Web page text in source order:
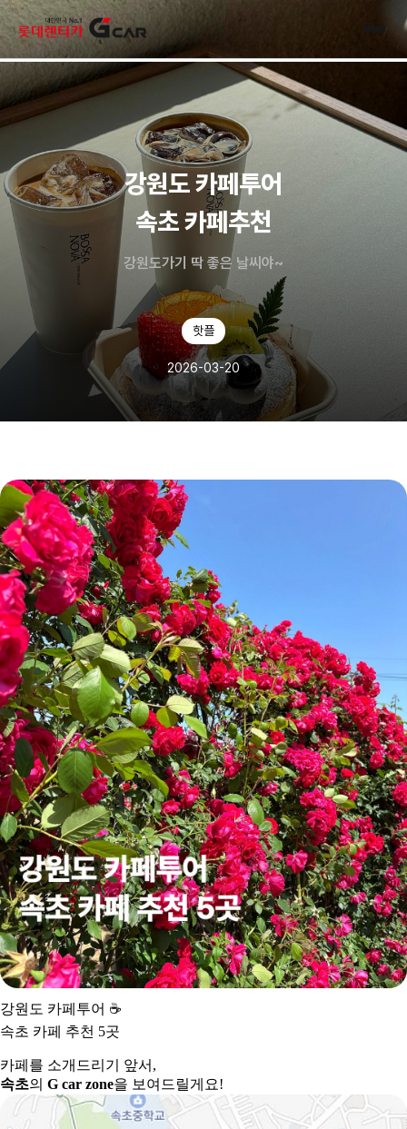
skip navigation
전체
강원도 카페투어
속초 카페추천
강원도가기 딱 좋은 날씨야~
핫플
2026-03-20
강원도 카페투어 ☕
속초 카페 추천 5곳
카페를 소개드리기 앞서,
속초의 G car zone을 보여드릴게요!